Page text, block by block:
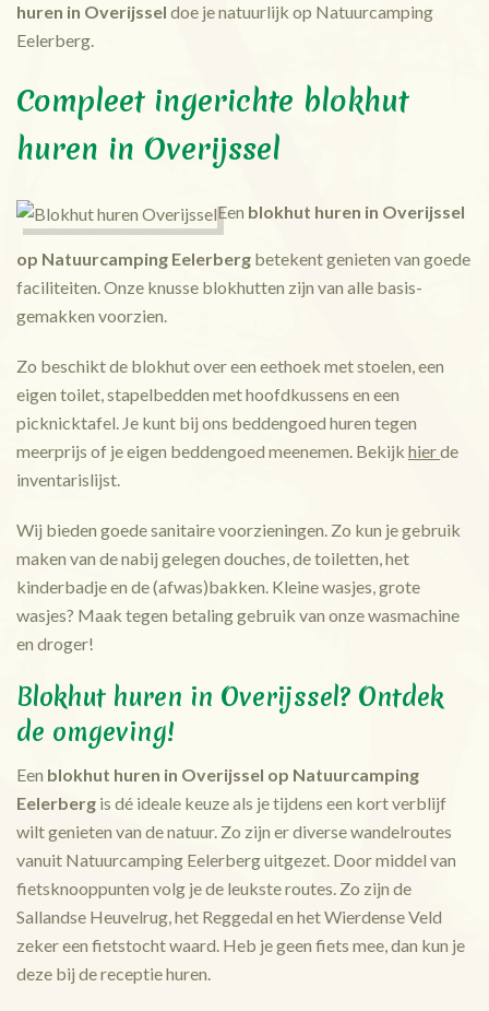
huren in Overijssel doe je natuurlijk op Natuurcamping
Eelerberg.
Compleet ingerichte blokhut
huren in Overijssel
Een blokhut huren in Overijssel
op Natuurcamping Eelerberg betekent genieten van goede
faciliteiten. Onze knusse blokhutten zijn van alle basis-
gemakken voorzien.
Zo beschikt de blokhut over een eethoek met stoelen, een
eigen toilet, stapelbedden met hoofdkussens en een
picknicktafel. Je kunt bij ons beddengoed huren tegen
meerprijs of je eigen beddengoed meenemen. Bekijk hierde
inventarislijst.
Wij bieden goede sanitaire voorzieningen. Zo kun je gebruik
maken van de nabij gelegen douches, de toiletten, het
kinderbadje en de (afwas)bakken. Kleine wasjes, grote
wasjes? Maak tegen betaling gebruik van onze wasmachine
en droger!
Blokhut huren in Overijssel? Ontdek
de omgeving!
Een blokhut huren in Overijssel op Natuurcamping
Eelerberg is dé ideale keuze als je tijdens een kort verblijf
wilt genieten van de natuur. Zo zijn er diverse wandelroutes
vanuit Natuurcamping Eelerberg uitgezet. Door middel van
fietsknooppunten volg je de leukste routes. Zo zijn de
Sallandse Heuvelrug, het Reggedal en het Wierdense Veld
zeker een fietstocht waard. Heb je geen fiets mee, dan kun je
deze bij de receptie huren.